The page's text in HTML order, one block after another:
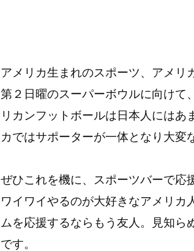
アメリカ生まれのスポーツ、アメリ
第２日曜のスーパーボウルに向けて
リカンフットボールは日本人にはあ
カではサポーターが一体となり大変
ぜひこれを機に、スポーツバーで応
ワイワイやるのが大好きなアメリカ
ムを応援するならもう友人。見知ら
です。